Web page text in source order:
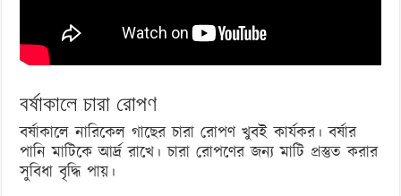
বর্ষাকালে চারা রোপণ
বর্ষাকালে নারিকেল গাছের চারা রোপণ খুবই কার্যকর। বর্ষার
পানি মাটিকে আর্দ্র রাখে। চারা রোপণের জন্য মাটি প্রস্তুত করার
সুবিধা বৃদ্ধি পায়।